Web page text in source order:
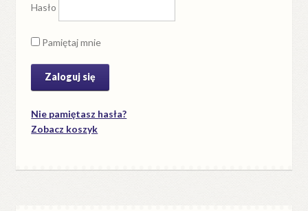
Hasło
Pamiętaj mnie
Nie pamiętasz hasła?
Zobacz koszyk